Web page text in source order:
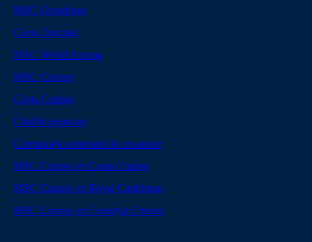
MSC Grandiosa
Costa Toscana
MSC World Europa
MSC Cruises
Costa Cruises
Căutări populare
Comparații companii de croaziere
MSC Cruises vs Costa Cruises
MSC Cruises vs Royal Caribbean
MSC Cruises vs Celestyal Cruises